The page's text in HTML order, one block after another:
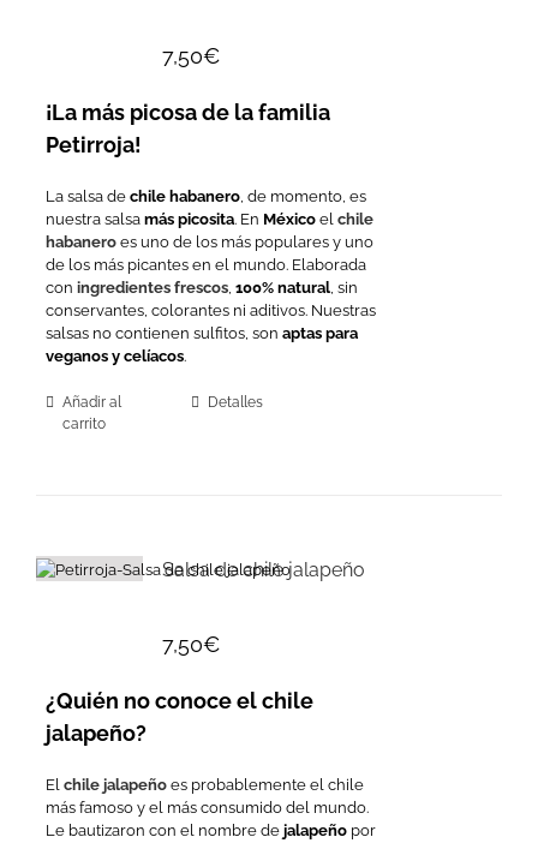
7,50€
¡La más picosa de la familia
Petirroja!
La salsa de chile habanero, de momento, es
nuestra salsa más picosita. En Méxicoel chile
habaneroes uno de los más populares y uno
de los más picantes en el mundo. Elaborada
con ingredientes frescos, 100% natural, sin
conservantes, colorantes ni aditivos. Nuestras
salsas no contienen sulfitos, son aptas para
veganos y celíacos.
Añadir al
carrito
Detalles
Salsa de chile jalapeño
7,50€
¿Quién no conoce el chile
jalapeño?
El chile jalapeñoes probablemente el chile
más famoso y el más consumido del mundo.
Le bautizaron con el nombre de jalapeñopor